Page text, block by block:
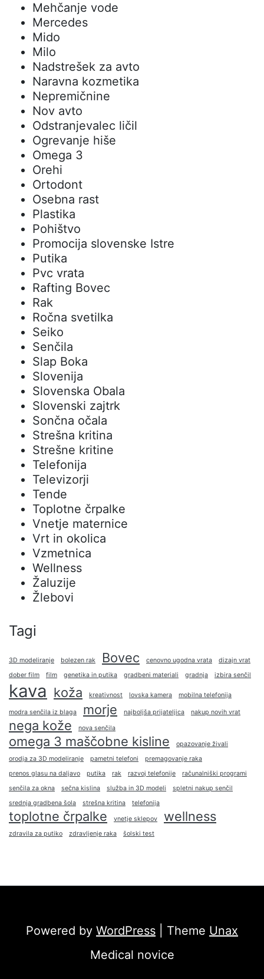
Mehčanje vode
Mercedes
Mido
Milo
Nadstrešek za avto
Naravna kozmetika
Nepremičnine
Nov avto
Odstranjevalec ličil
Ogrevanje hiše
Omega 3
Orehi
Ortodont
Osebna rast
Plastika
Pohištvo
Promocija slovenske Istre
Putika
Pvc vrata
Rafting Bovec
Rak
Ročna svetilka
Seiko
Senčila
Slap Boka
Slovenija
Slovenska Obala
Slovenski zajtrk
Sončna očala
Strešna kritina
Strešne kritine
Telefonija
Televizorji
Tende
Toplotne črpalke
Vnetje maternice
Vrt in okolica
Vzmetnica
Wellness
Žaluzije
Žlebovi
Tagi
3D modeliranje bolezen rak Bovec cenovno ugodna vrata
dizajn vrat
dober film
film genetika in putika gradbeni materiali gradnja izbira senčil
kava koža kreativnost lovska kamera mobilna telefonija
modra senčila iz blaga morje najboljša prijateljica nakup novih vrat
nega kože nova senčila
omega 3 maščobne kisline
opazovanje živali
orodja za 3D modeliranje
pametni telefoni
premagovanje raka
prenos glasu na daljavo
putika rak razvoj telefonije
računalniški programi
senčila za okna
sečna kislina služba in 3D modeli
spletni nakup senčil
srednja gradbena šola
strešna kritina telefonija
toplotne črpalke vnetje sklepov wellness
zdravila za putiko zdravljenje raka šolski test
Powered by WordPress | Theme Unax
Medical novice